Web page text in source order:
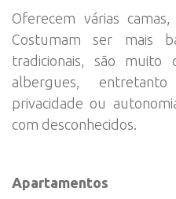
Oferecem várias
Costumam ser mais
tradicionais, são muito
albergues,
privacidade ou
com desconhecidos.
Apartamentos